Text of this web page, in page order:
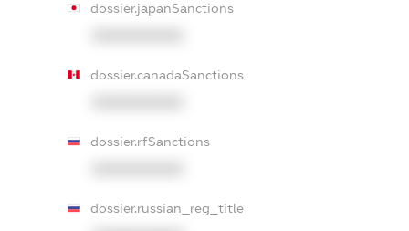
dossier.japanSanctions
dossier.canadaSanctions
dossier.rfSanctions
dossier.russian_reg_title